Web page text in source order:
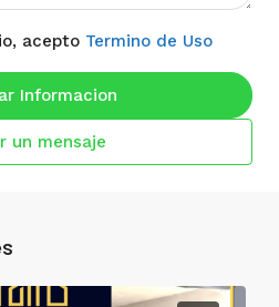
acepto Termino de Uso
Informacion
un mensaje